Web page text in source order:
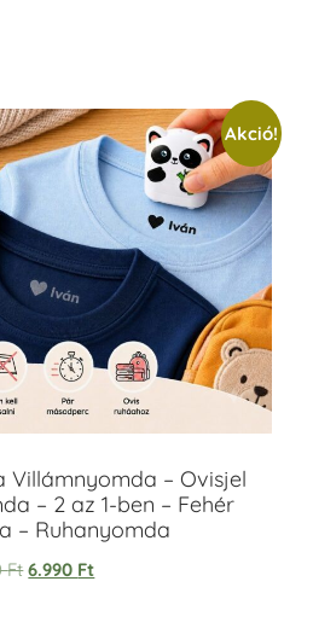
Akció!
Villámnyomda – Ovisjel
– 2 az 1-ben – Fehér
– Ruhanyomda
Ft 6.990 Ft